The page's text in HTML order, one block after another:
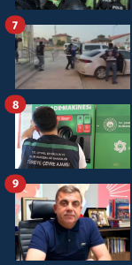
7
8
9